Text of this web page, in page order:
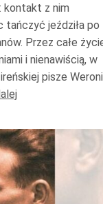
kontakt z nim
tańczyć jeździła po
Przez całe
i nienawiścią, w
pisze